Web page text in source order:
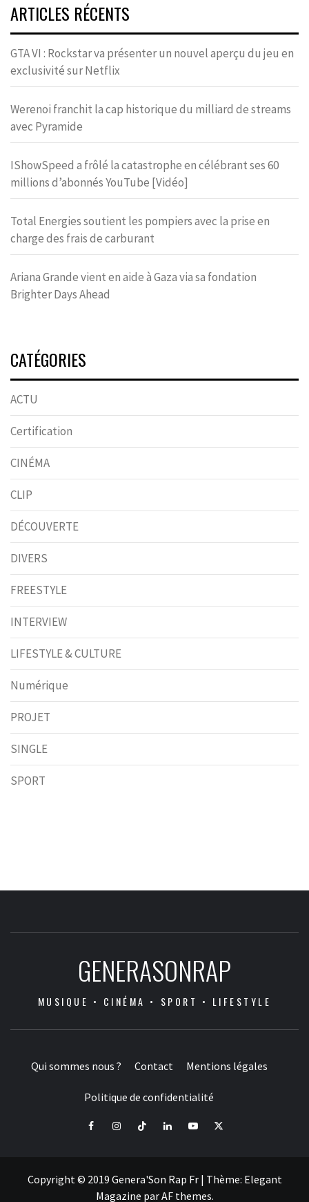
ARTICLES RÉCENTS
GTA VI : Rockstar va présenter un nouvel aperçu du jeu en
exclusivité sur Netflix
Werenoi franchit la cap historique du milliard de streams
avec Pyramide
IShowSpeed a frôlé la catastrophe en célébrant ses 60
millions d’abonnés YouTube [Vidéo]
Total Energies soutient les pompiers avec la prise en
charge des frais de carburant
Ariana Grande vient en aide à Gaza via sa fondation
Brighter Days Ahead
CATÉGORIES
ACTU
Certification
CINÉMA
CLIP
DÉCOUVERTE
DIVERS
FREESTYLE
INTERVIEW
LIFESTYLE & CULTURE
Numérique
PROJET
SINGLE
SPORT
GENERASONRAP
MUSIQUE • CINÉMA • SPORT • LIFESTYLE
Qui sommes nous ? Contact Mentions légales
Politique de confidentialité
FacebookInstagramTiktok LinkedInYoutube
X
Copyright © 2019 Genera'Son Rap Fr | Thème: Elegant
Magazine parAF themes.